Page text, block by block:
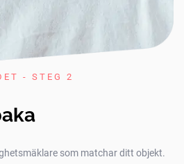
- STEG 2
som matchar ditt objekt.